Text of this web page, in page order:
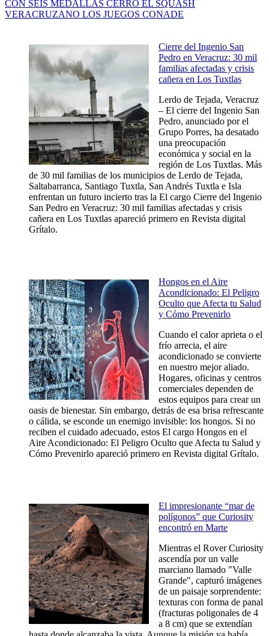
CON SEIS MEDALLAS CERRÓ EL SQUASH
VERACRUZANO LOS JUEGOS CONADE
Cierre del Ingenio San
Pedro en Veracruz: 30 mil
familias afectadas y crisis
cañera en Los Tuxtlas
Lerdo de Tejada, Veracruz
– El cierre del Ingenio San
Pedro, anunciado por el
Grupo Porres, ha desatado
una preocupación
económica y social en la
región de Los Tuxtlas. Más
de 30 mil familias de los municipios de Lerdo de Tejada,
Saltabarranca, Santiago Tuxtla, San Andrés Tuxtla e Isla
enfrentan un futuro incierto tras la El cargo Cierre del Ingenio
San Pedro en Veracruz: 30 mil familias afectadas y crisis
cañera en Los Tuxtlas apareció primero en Revista digital
Grítalo.
Hongos en el Aire
Acondicionado: El Peligro
Oculto que Afecta tu Salud
y Cómo Prevenirlo
Cuando el calor aprieta o el
frío arrecia, el aire
acondicionado se convierte
en nuestro mejor aliado.
Hogares, oficinas y centros
comerciales dependen de
estos equipos para crear un
oasis de bienestar. Sin embargo, detrás de esa brisa refrescante
o cálida, se esconde un enemigo invisible: los hongos. Si no
reciben el cuidado adecuado, estos El cargo Hongos en el
Aire Acondicionado: El Peligro Oculto que Afecta tu Salud y
Cómo Prevenirlo apareció primero en Revista digital Grítalo.
El impresionante “mar de
polígonos” que Curiosity
encontró en Marte
Mientras el Rover Curiosity
ascendía por un valle
marciano llamado "Valle
Grande", capturó imágenes
de un paisaje sorprendente:
texturas con forma de panal
(fracturas poligonales de 4
a 8 cm) que se extendían